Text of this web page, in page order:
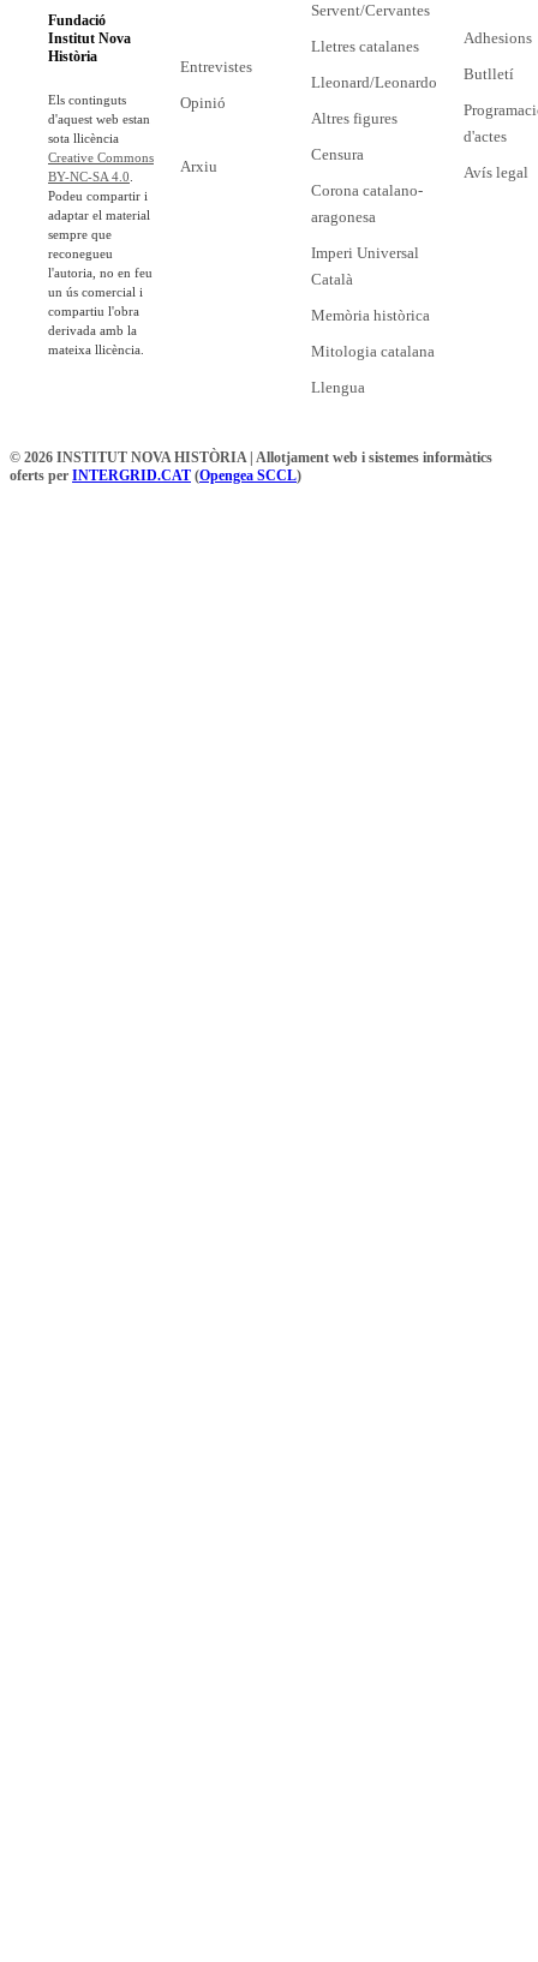
Fundació
Institut Nova
Història
Els continguts
d'aquest web estan
sota llicència
Creative Commons
BY-NC-SA 4.0
Podeu compartir i
adaptar el material
sempre que
reconegueu
l'autoria, no en feu
un ús comercial i
compartiu l'obra
derivada amb la
mateixa llicència.
Entrevistes
Opinió
Arxiu
Servent/Cervantes
Lletres catalanes
Lleonard/Leonardo
Altres figures
Censura
Corona catalano-
aragonesa
Imperi Universal
Català
Memòria històrica
Mitologia catalana
Llengua
Adhesions
Butlletí
d'actes
Avís legal
© 2026 INSTITUT NOVA HISTÒRIA | Allotjament web i sistemes informàtics
oferts per INTERGRID.CAT (Opengea SCCL)